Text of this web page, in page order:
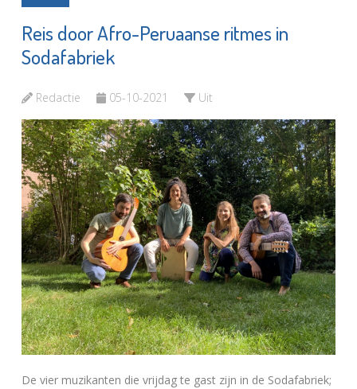
Reis door Afro-Peruaanse ritmes in
Sodafabriek
Redactie 05-10-2021 Uit
De vier muzikanten die vrijdag te gast zijn in de Sodafabriek;